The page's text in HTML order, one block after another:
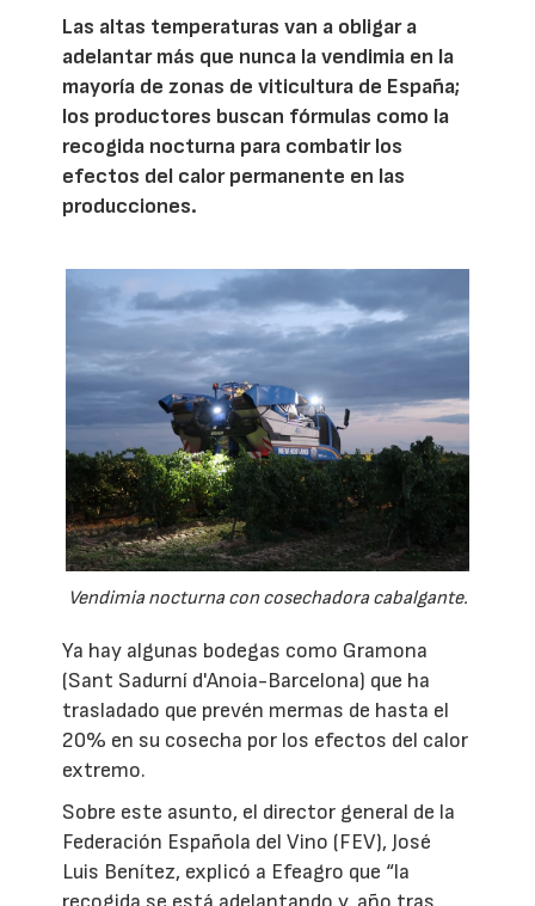
Las altas temperaturas van a obligar a
adelantar más que nunca la vendimia en la
mayoría de zonas de viticultura de España;
los productores buscan fórmulas como la
recogida nocturna para combatir los
efectos del calor permanente en las
producciones.
Vendimia nocturna con cosechadora cabalgante.
Ya hay algunas bodegas como Gramona
(Sant Sadurní d'Anoia-Barcelona) que ha
trasladado que prevén mermas de hasta el
20% en su cosecha por los efectos del calor
extremo.
Sobre este asunto, el director general de la
Federación Española del Vino (FEV), José
Luis Benítez, explicó a Efeagro que “la